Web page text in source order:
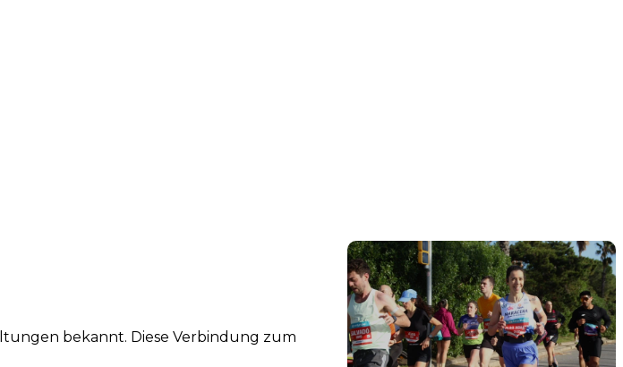
bekannt. Diese Verbindung zum